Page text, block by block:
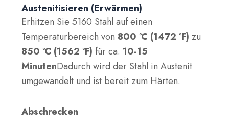
Austenitisieren (Erwärmen)
Erhitzen Sie 5160 Stahl auf einen
Temperaturbereich von 800 °C (1472 °F) zu
850 °C (1562 °F) für ca. 10-15
MinutenDadurch wird der Stahl in Austenit
umgewandelt und ist bereit zum Härten.
Abschrecken